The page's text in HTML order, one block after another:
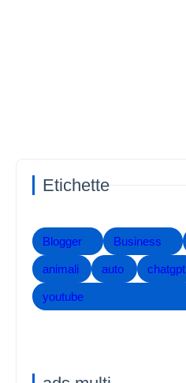
Etichette
Blogger Business
animali auto chatgpt
youtube